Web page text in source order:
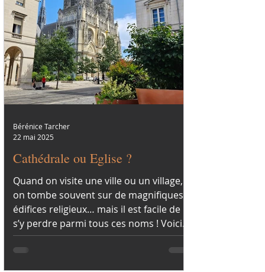
Cathédrale ou Eglise ?
Quand on visite une ville ou un village,
on tombe souvent sur de magnifiques
édifices religieux… mais il est facile de
s’y perdre parmi tous ces noms ! Voici
un petit guide pour t’aider à y voir plus
clair !
Bérénice Tarcher
22 mai 2025